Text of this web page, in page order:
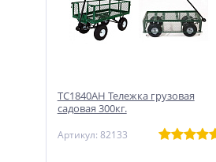
ТС1840АН Тележка грузовая
садовая 300кг.
Артикул: 82133